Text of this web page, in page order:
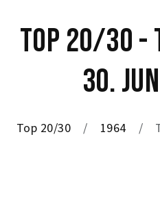
TOP 20/30 -
30.
Top 20/30 1964